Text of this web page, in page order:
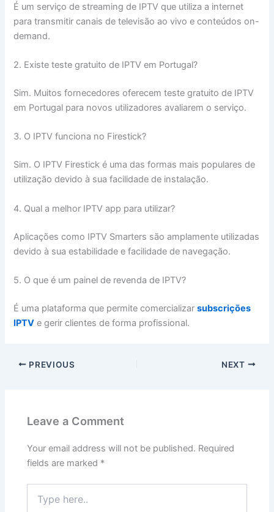
É um serviço de streaming de IPTV que utiliza a internet
para transmitir canais de televisão ao vivo e conteúdos on-
demand.
2. Existe teste gratuito de IPTV em Portugal?
Sim. Muitos fornecedores oferecem teste gratuito de IPTV
em Portugal para novos utilizadores avaliarem o serviço.
3. O IPTV funciona no Firestick?
Sim. O IPTV Firestick é uma das formas mais populares de
utilização devido à sua facilidade de instalação.
4. Qual a melhor IPTV app para utilizar?
Aplicações como IPTV Smarters são amplamente utilizadas
devido à sua estabilidade e facilidade de navegação.
5. O que é um painel de revenda de IPTV?
É uma plataforma que permite comercializarsubscrições
IPTV e gerir clientes de forma profissional.
PREVIOUS NEXT
Leave a Comment
Your email address will not be published. Required
fields are marked *
here..